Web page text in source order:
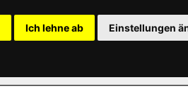
Ich lehne ab Einstellungen